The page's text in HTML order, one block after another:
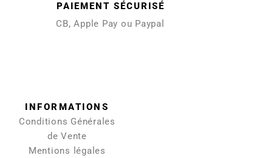
PAIEMENT SÉCURISÉ
CB, Apple Pay ou Paypal
INFORMATIONS
Conditions Générales
de Vente
Mentions légales